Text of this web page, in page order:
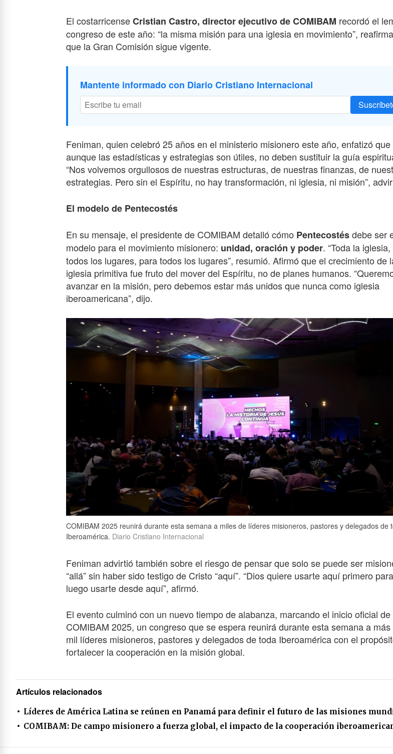
El costarricenseCristian Castro, director ejecutivo de COMIBAM recordó el
congreso de este año: “la misma misión para una iglesia en movimiento”,
que la Gran Comisión sigue vigente.
Mantente informado con Diario Cristiano Internacional
Feniman, quien celebró 25 años en el ministerio misionero este año, enfatizó que
aunque las estadísticas y estrategias son útiles, no deben sustituir la guía
“Nos volvemos orgullosos de nuestras estructuras, de nuestras finanzas, de
estrategias. Pero sin el Espíritu, no hay transformación, ni iglesia, ni misión”,
El modelo de Pentecostés
En su mensaje, el presidente de COMIBAM detalló cómo Pentecostésdebe ser
modelo para el movimiento misionero: unidad, oración y poder. “Toda la
todos los lugares, para todos los lugares”, resumió. Afirmó que el crecimiento de
iglesia primitiva fue fruto del mover del Espíritu, no de planes humanos.
avanzar en la misión, pero debemos estar más unidos que nunca como iglesia
iberoamericana”, dijo.
COMIBAM 2025 reunirá durante esta semana a miles de líderes misioneros, pastores y delegados de
Iberoamérica. Diario Cristiano Internacional
Feniman advirtió también sobre el riesgo de pensar que solo se puede ser
“allá” sin haber sido testigo de Cristo “aquí”. “Dios quiere usarte aquí primero para
luego usarte desde aquí”, afirmó.
El evento culminó con un nuevo tiempo de alabanza, marcando el inicio oficial de
COMIBAM 2025, un congreso que se espera reunirá durante esta semana a más
mil líderes misioneros, pastores y delegados de toda Iberoamérica con el
fortalecer la cooperación en la misión global.
Artículos relacionados
Líderes de América Latina se reúnen en Panamá para definir el futuro de las misiones
COMIBAM: De campo misionero a fuerza global, el impacto de la cooperación